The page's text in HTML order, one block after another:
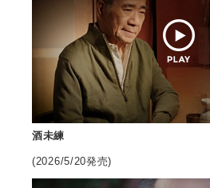
オーディション
直営ショップ
会社情報
サイトマップ
酒未練
(2026/5/20発売)